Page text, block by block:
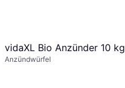
vidaXL Bio Anzünder 10 kg
Anzündwürfel